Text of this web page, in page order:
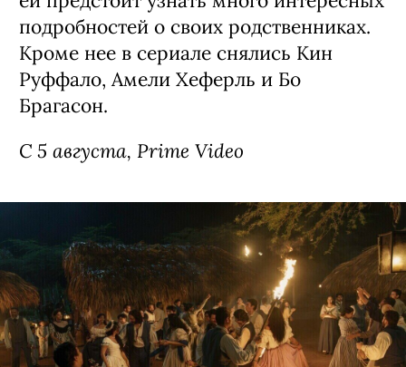
подробностей о своих родственниках.
Кроме нее в сериале снялись Кин
Руффало, Амели Хеферль и Бо
Брагасон.
С 5 августа, Prime Video